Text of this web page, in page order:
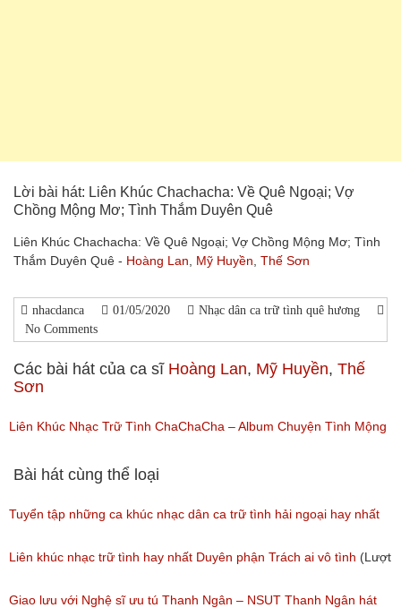
Lời bài hát: Liên Khúc Chachacha: Về Quê Ngoại; Vợ
Chồng Mộng Mơ; Tình Thắm Duyên Quê
Liên Khúc Chachacha: Về Quê Ngoại; Vợ Chồng Mộng Mơ; Tình
Thắm Duyên Quê - Hoàng Lan Mỹ Huyền Thế Sơn
nhacdanca 01/05/2020
Nhạc dân ca trữ tình quê hương
No Comments
Các bài hát của ca sĩ Hoàng Lan, Mỹ Huyền, Thế
Sơn
Liên Khúc Nhạc Trữ Tình ChaChaCha – Album Chuyện Tình Mộng
Thường – Thế Sơn – Hoàng Lan – Mỹ Huyền
(Lượt nghe: 92)
Bài hát cùng thể loại
Tuyển tập những ca khúc nhạc dân ca trữ tình hải ngoại hay nhất
(Lượt nghe: 277)
Liên khúc nhạc trữ tình hay nhất Duyên phận Trách ai vô tình (Lượt
nghe: 193)
Giao lưu với Nghệ sĩ ưu tú Thanh Ngân – NSUT Thanh Ngân hát